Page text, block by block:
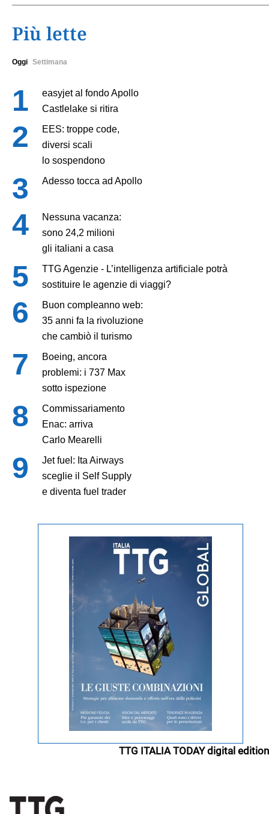
Più lette
Oggi Settimana
easyjet al fondo Apollo
Castlelake si ritira
EES: troppe code,
diversi scali
lo sospendono
Adesso tocca ad Apollo
Nessuna vacanza:
sono 24,2 milioni
gli italiani a casa
TTG Agenzie - L’intelligenza artificiale potrà
sostituire le agenzie di viaggi?
Buon compleanno web:
35 anni fa la rivoluzione
che cambiò il turismo
Boeing, ancora
problemi: i 737 Max
sotto ispezione
Commissariamento
Enac: arriva
Carlo Mearelli
Jet fuel: Ita Airways
sceglie il Self Supply
e diventa fuel trader
TTG ITALIA TODAY digital edition